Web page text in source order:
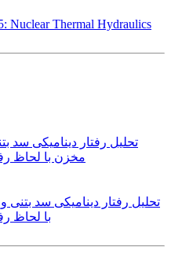
Nuclear Thermal Hydraulics
تحلیل رفتار دینامیکی سد
با لحاظ